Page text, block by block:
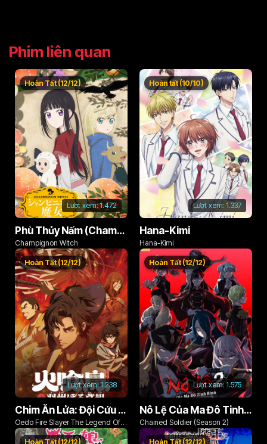
Phim liên quan
Lượt xem:1.472
Hoàn Tất (12/12)
Phù Thủy Nấm (Champignon no Majo)
Champignon Witch
Lượt xem: 1.337
Hoàn tất (10/10)
Hana-Kimi
Hana-Kimi
Lượt xem:1.238
Hoàn Tất (12/12)
Chim Ăn Lửa: Đội Cứu Hỏa Rách Rưới Vùng Ushu
Oedo Fire Slayer The Legend Of
Phoenix
Lượt xem: 1.575
Hoàn Tất (12/12)
Nô Lệ Của Ma Đô Tinh Binh (Phần 2)
Chained Soldier (Season 2)
Hoàn Tất (12/12) Hoàn Tất (12/12)